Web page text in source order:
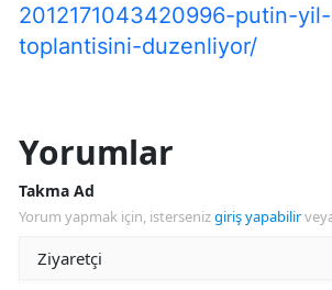
2012171043420996-putin-
toplantisini-duzenliyor/
Yorumlar
Takma Ad
Yorum yapmak için, istersenizgiriş yapabilir